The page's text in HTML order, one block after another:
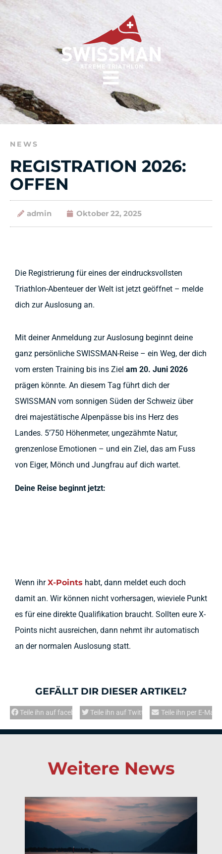
NEWS
REGISTRATION 2026:
OFFEN
admin Oktober 22, 2025
Die Registrierung für eines der eindrucksvollsten
Triathlon-Abenteuer der Welt ist jetzt geöffnet – melde
dich zur Auslosung an.
Mit deiner Anmeldung zur Auslosung beginnt deine
ganz persönliche SWISSMAN-Reise – ein Weg, der dich
vom ersten Training bis ins Ziel am 20. Juni 2026
prägen könnte. An diesem Tag führt dich der
SWISSMAN vom sonnigen Süden der Schweiz über
drei majestätische Alpenpässe bis ins Herz des
Landes. 5’750 Höhenmeter, ungezähmte Natur,
grenzenlose Emotionen – und ein Ziel, das am Fuss
von Eiger, Mönch und Jungfrau auf dich wartet.
Deine Reise beginnt jetzt:
Wenn ihrX-Points habt, dann meldet euch doch
damit an. Wir können nicht vorhersagen, wieviele Punkt
es für eine direkte Qualifikation braucht. Sollten eure X-
Points nicht ausreichen, dann nehmt ihr automatisch
an der normalen Auslosung statt.
GEFÄLLT DIR DIESER ARTIKEL?
Teile ihn auf facebook Teile ihn auf Twitter Teile ihn per E-Mail
Weitere News